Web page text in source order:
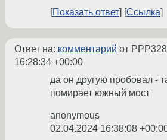
Показать ответ
Ссылка
Ответ на: комментарий от PPP328
16:28:34 +00:00
да он другую пробовал -
помирает южный мост
anonymous
02.04.2024 16:38:08